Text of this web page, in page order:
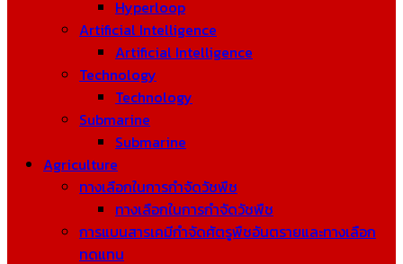
Hyperloop
Artificial Intelligence
Artificial Intelligence
Technology
Technology
Submarine
Submarine
Agriculture
ทางเลือกในการกำจัดวัชพืช
ทางเลือกในการกำจัดวัชพืช
การแบนสารเคมีกำจัดศัตรูพืชอันตรายและทางเลือก
ทดแทน